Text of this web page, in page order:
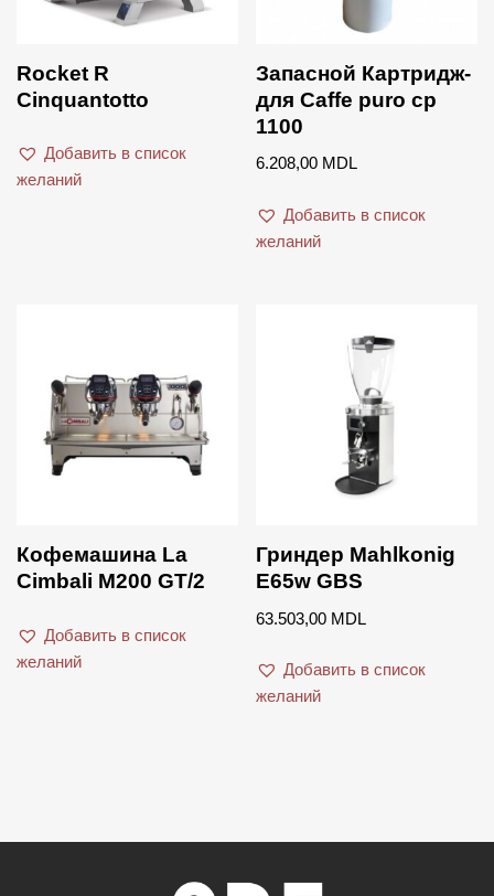
Rocket R
Cinquantotto
Добавить в список
желаний
Запасной Картридж-
для Сaffe puro cp
1100
6.208,00 MDL
Добавить в список
желаний
Кофемашина La
Cimbali M200 GT/2
Добавить в список
желаний
Гриндер Mahlkonig
E65w GBS
63.503,00 MDL
Добавить в список
желаний